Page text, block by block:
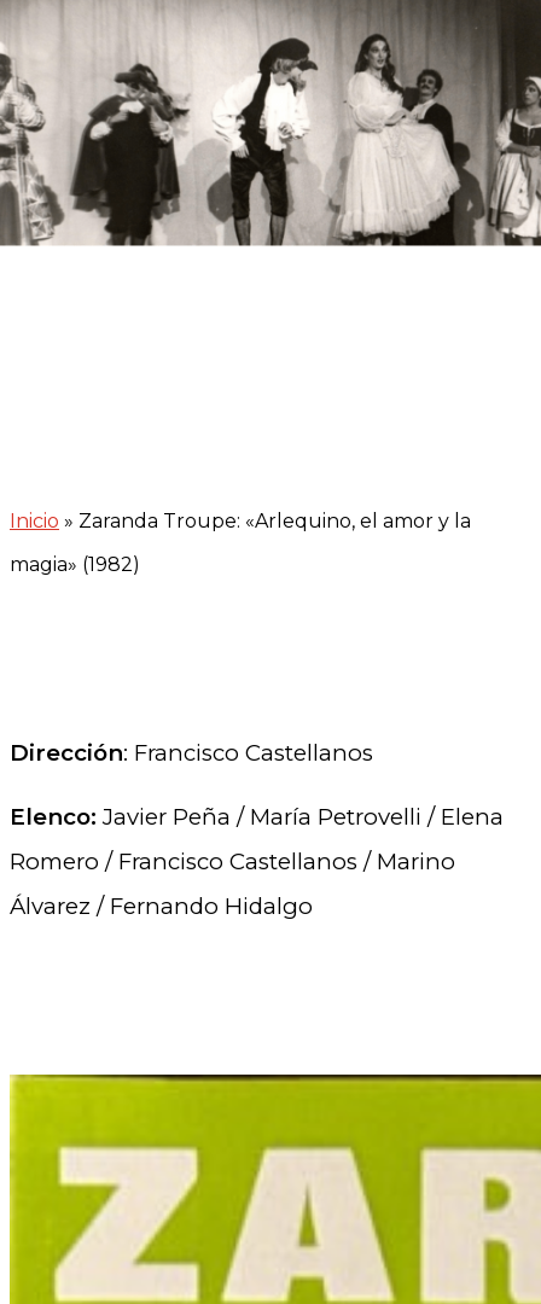
Inicio » Zaranda Troupe: «Arlequino, el amor y la
magia» (1982)
Dirección: Francisco Castellanos
Elenco:Javier Peña / María Petrovelli / Elena
Romero / Francisco Castellanos / Marino
Álvarez / Fernando Hidalgo